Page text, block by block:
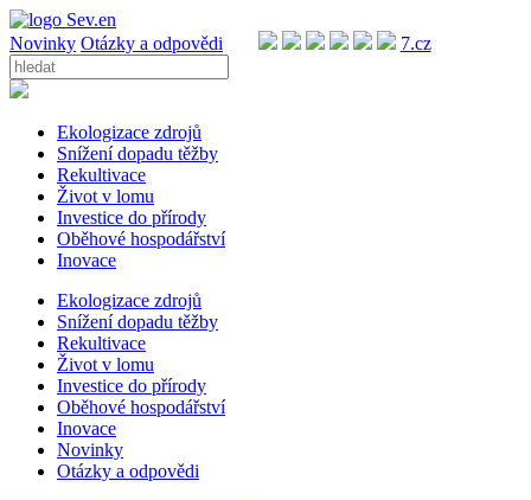
Novinky Otázky a odpovědi 7.cz
Ekologizace zdrojů
Snížení dopadu těžby
Rekultivace
Život v lomu
Investice do přírody
Oběhové hospodářství
Inovace
Ekologizace zdrojů
Snížení dopadu těžby
Rekultivace
Život v lomu
Investice do přírody
Oběhové hospodářství
Inovace
Novinky
Otázky a odpovědi